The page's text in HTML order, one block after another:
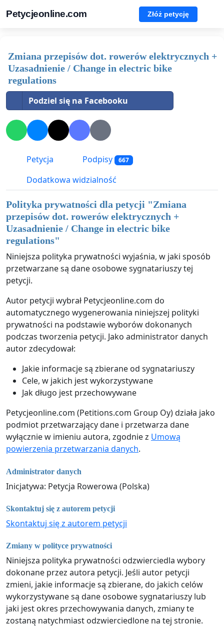
Petycjeonline.com Złóż petycję
Zmiana przepisów dot. rowerów elektrycznych +
Uzasadnienie / Change in electric bike
regulations
Podziel się na Facebooku
Petycja Podpisy 667
Dodatkowa widzialność
Polityka prywatności dla petycji "Zmiana
przepisów dot. rowerów elektrycznych +
Uzasadnienie / Change in electric bike
regulations"
Niniejsza polityka prywatności wyjaśnia, w jaki sposób
przetwarzane są dane osobowe sygnatariuszy tej
petycji.
Autor petycji wybrał Petycjeonline.com do
automatycznego wygenerowania niniejszej polityki
prywatności na podstawie wyborów dokonanych
podczas tworzenia petycji. Jako administrator danych
autor zdecydował:
Jakie informacje są zbierane od sygnatariuszy
Cele, w jakich jest wykorzystywane
Jak długo jest przechowywane
Petycjeonline.com (Petitions.com Group Oy) działa jako
podmiot przetwarzający dane i przetwarza dane
wyłącznie w imieniu autora, zgodnie z Umową
powierzenia przetwarzania danych.
Administrator danych
Inicjatywa: Petycja Rowerowa (Polska)
Skontaktuj się z autorem petycji
Skontaktuj się z autorem petycji
Zmiany w polityce prywatności
Niniejsza polityka prywatności odzwierciedla wybory
dokonane przez autora petycji. Jeśli autor petycji
zmieni, jakie informacje są zbierane, do jakich celów
wykorzystywane są dane osobowe sygnatariuszy lub
jaki jest okres przechowywania danych, zmiany te
zostaną natychmiast odzwierciedlone na tej stronie.